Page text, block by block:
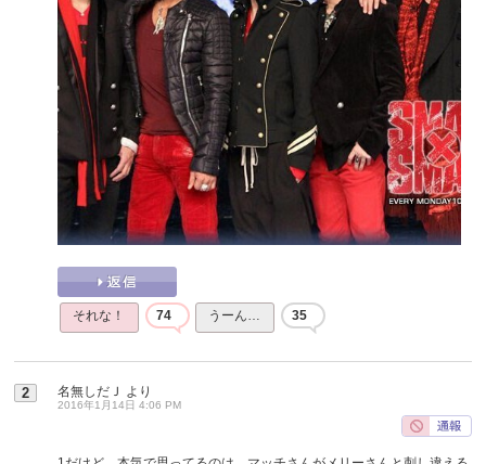
それな！ 74 うーん… 35
2 名無しだＪ より
2016年1月14日 4:06 PM